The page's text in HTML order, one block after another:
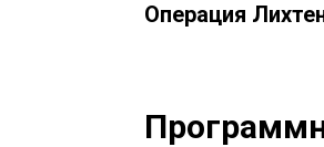
Операция